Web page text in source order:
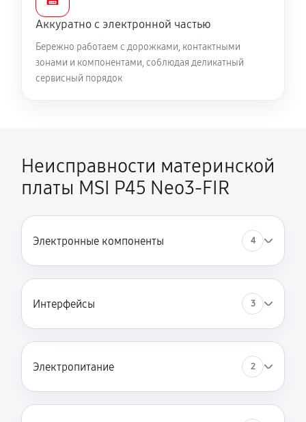
Аккуратно с электронной частью
Бережно работаем с дорожками, контактными
зонами и компонентами, соблюдая деликатный
сервисный порядок
Неисправности материнской
платы MSI P45 Neo3-FIR
Электронные компоненты 4
Интерфейсы 3
Электропитание 2